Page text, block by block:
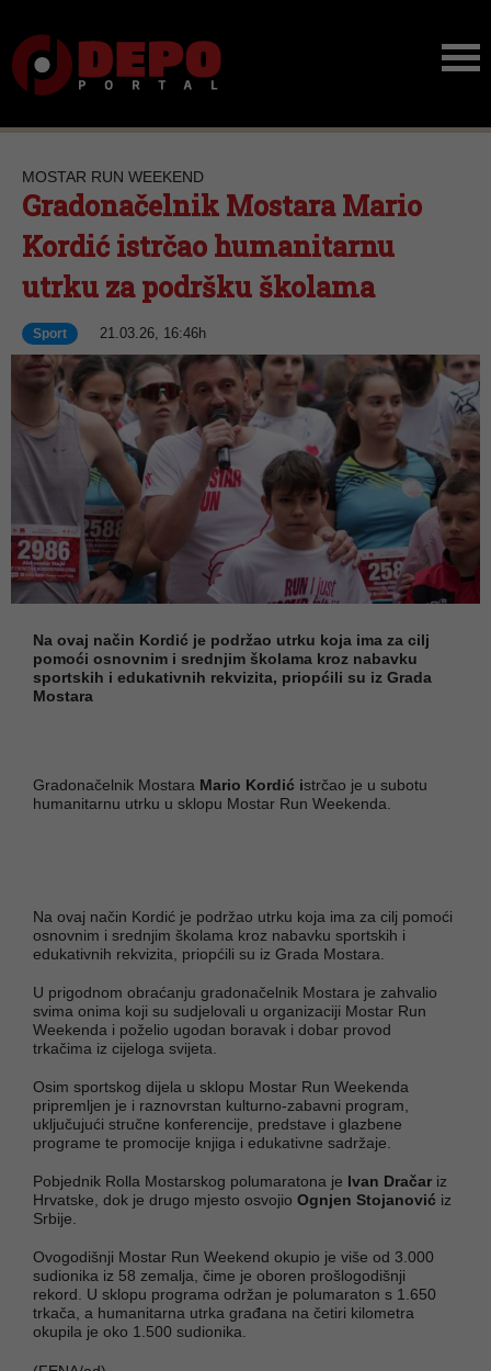
MOSTAR RUN WEEKEND
Gradonačelnik Mostara Mario
Kordić istrčao humanitarnu
utrku za podršku školama
Sport 21.03.26, 16:46h
Na ovaj način Kordić je podržao utrku koja ima za cilj
pomoći osnovnim i srednjim školama kroz nabavku
sportskih i edukativnih rekvizita, priopćili su iz Grada
Mostara
Gradonačelnik Mostara Mario Kordić istrčao je u subotu
humanitarnu utrku u sklopu Mostar Run Weekenda.
Na ovaj način Kordić je podržao utrku koja ima za cilj pomoći
osnovnim i srednjim školama kroz nabavku sportskih i
edukativnih rekvizita, priopćili su iz Grada Mostara.
U prigodnom obraćanju gradonačelnik Mostara je zahvalio
svima onima koji su sudjelovali u organizaciji Mostar Run
Weekenda i poželio ugodan boravak i dobar provod
trkačima iz cijeloga svijeta.
Osim sportskog dijela u sklopu Mostar Run Weekenda
pripremljen je i raznovrstan kulturno-zabavni program,
uključujući stručne konferencije, predstave i glazbene
programe te promocije knjiga i edukativne sadržaje.
Pobjednik Rolla Mostarskog polumaratona je Ivan Dračar iz
Hrvatske, dok je drugo mjesto osvojio Ognjen Stojanović iz
Srbije.
Ovogodišnji Mostar Run Weekend okupio je više od 3.000
sudionika iz 58 zemalja, čime je oboren prošlogodišnji
rekord. U sklopu programa održan je polumaraton s 1.650
trkača, a humanitarna utrka građana na četiri kilometra
okupila je oko 1.500 sudionika.